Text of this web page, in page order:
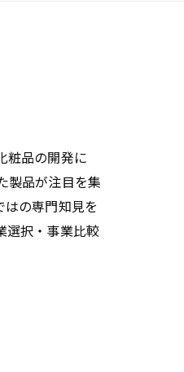
粧品の開発に
製品が注目を集
の専門知見を
選択・事業比較